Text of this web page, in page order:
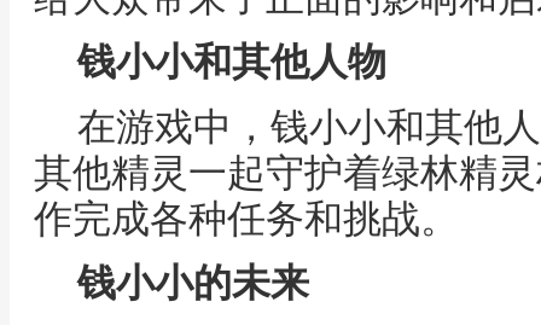
钱小小和其他人物
在游戏中，钱小小和其他
其他精灵一起守护着绿林精
作完成各种任务和挑战。
钱小小的未来